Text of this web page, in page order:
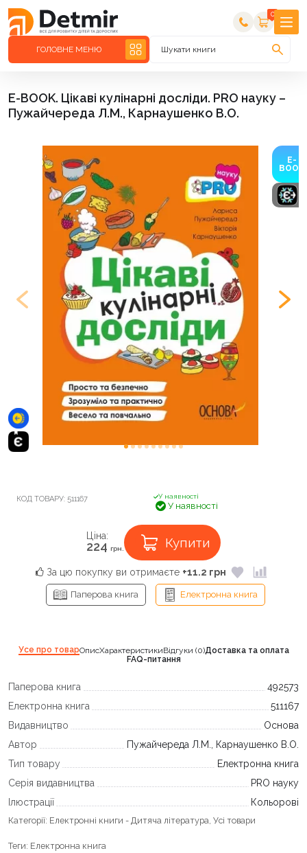
0
ГОЛОВНЕ МЕНЮ Шукати книги
E-BOOK. Цікаві кулінарні досліди. PRO науку –
Пужайчереда Л.М., Карнаушенко В.О.
E-
BOOK
КОД ТОВАРУ: 511167 У наявності
У наявності
Ціна:
224 грн. Купити
За цю покупку ви отримаєте +11.2 грн
Паперова книга Електронна книга
Усе про товарОписХарактеристикиВідгуки (0)Доставка та оплата
FAQ-питання
Паперова книга
492573
Електронна книга
511167
Видавництво
Основа
Автор
Пужайчереда Л.М., Карнаушенко В.О.
Тип товару
Електронна книга
Серія видавництва
PRO науку
Ілюстрації
Кольорові
Категорії: Електронні книги - Дитяча література, Усі товари
Теги: Електронна книга